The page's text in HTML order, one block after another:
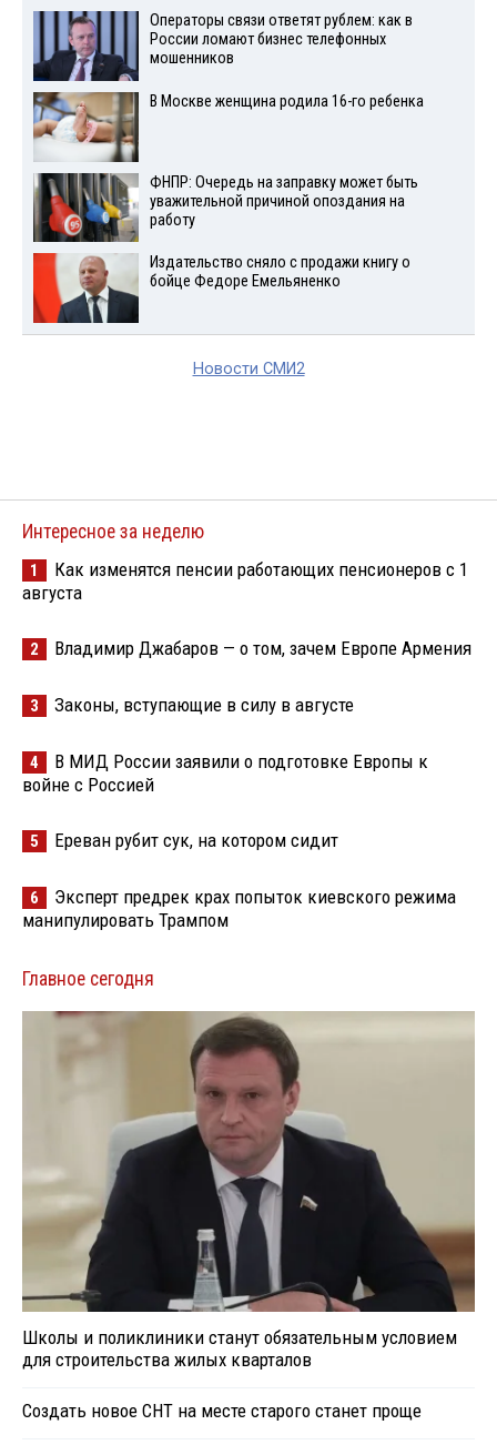
Операторы связи ответят рублем: как в
России ломают бизнес телефонных
мошенников
В Москве женщина родила 16-го ребенка
ФНПР: Очередь на заправку может быть
уважительной причиной опоздания на
работу
Издательство сняло с продажи книгу о
бойце Федоре Емельяненко
Новости СМИ2
Интересное за неделю
1
Как изменятся пенсии работающих пенсионеров с 1
августа
2 Владимир Джабаров — о том, зачем Европе Армения
3 Законы, вступающие в силу в августе
4
В МИД России заявили о подготовке Европы к
войне с Россией
5 Ереван рубит сук, на котором сидит
6
Эксперт предрек крах попыток киевского режима
манипулировать Трампом
Главное сегодня
Школы и поликлиники станут обязательным условием
для строительства жилых кварталов
Создать новое СНТ на месте старого станет проще